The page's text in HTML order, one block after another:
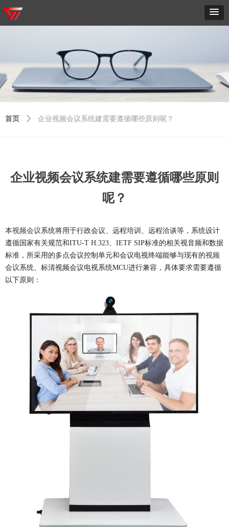
企业视频会议系统建需要遵循哪些原则
呢？
本视频会议系统将用于行政会议、远程培训、远程洽谈等，系统设计
遵循国家有关规范和ITU-T H.323、IETF SIP标准的相关视音频和数据
标准，所采用的多点会议控制单元和会议电视终端能够与现有的视频
会议系统、标清视频会议电视系统MCU进行兼容，具体要求需要遵循
以下原则：
首页 ꄲ 企业视频会议系统建需要遵循哪些原则呢？